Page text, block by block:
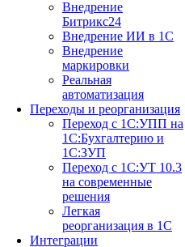
Внедрение
Битрикс24
Внедрение ИИ в 1С
Внедрение
маркировки
Реальная
автоматизация
Переходы и реорганизация
Переход с 1С:УПП на
1С:Бухгалтерию и
1С:ЗУП
Переход с 1С:УТ 10.3
на современные
решения
Легкая
реорганизация в 1С
Интеграции